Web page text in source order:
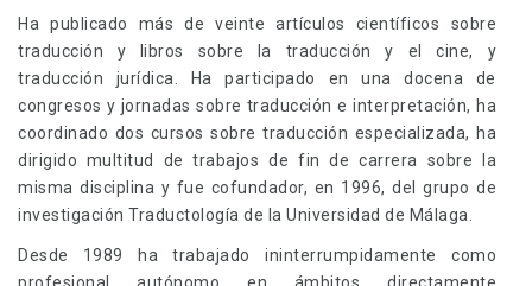
Ha publicado más de veinte artículos científicos sobre
traducción y libros sobre la traducción y el cine, y
traducción jurídica. Ha participado en una docena de
congresos y jornadas sobre traducción e interpretación, ha
coordinado dos cursos sobre traducción especializada, ha
dirigido multitud de trabajos de fin de carrera sobre la
misma disciplina y fue cofundador, en 1996, del grupo de
investigación Traductología de la Universidad de Málaga.
Desde 1989 ha trabajado ininterrumpidamente como